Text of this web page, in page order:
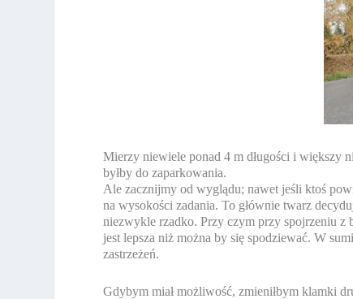
Mierzy niewiele ponad 4 m długości i większy
byłby do zaparkowania.
Ale zacznijmy od wyglądu; nawet jeśli ktoś
na wysokości zadania. To głównie twarz
niezwykle rzadko. Przy czym przy spojrzeniu z
jest lepsza niż można by się spodziewać. W
zastrzeżeń.
Gdybym miał możliwość, zmieniłbym klamki